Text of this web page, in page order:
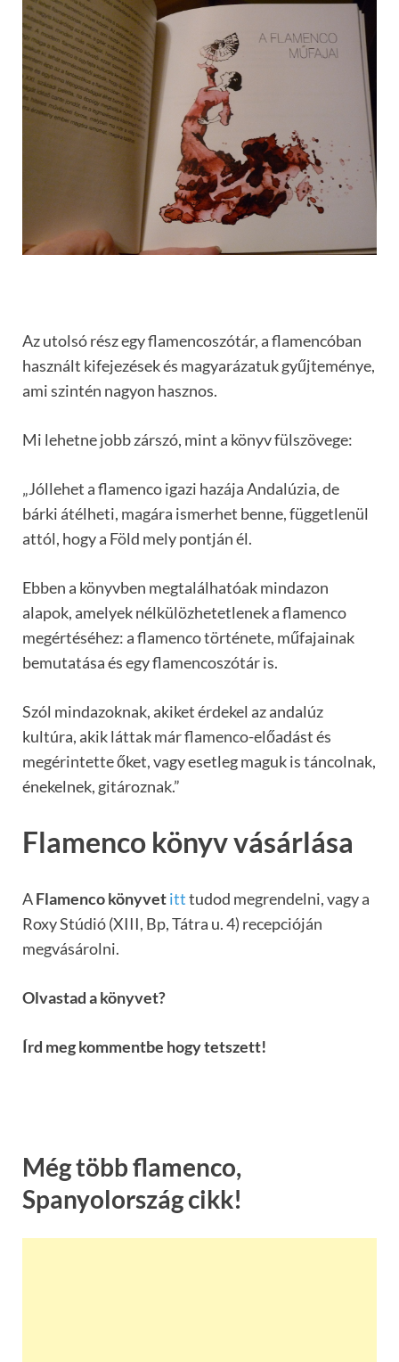
Az utolsó rész egy flamencoszótár, a flamencóban
használt kifejezések és magyarázatuk gyűjteménye,
ami szintén nagyon hasznos.
Mi lehetne jobb zárszó, mint a könyv fülszövege:
„Jóllehet a flamenco igazi hazája Andalúzia, de
bárki átélheti, magára ismerhet benne, függetlenül
attól, hogy a Föld mely pontján él.
Ebben a könyvben megtalálhatóak mindazon
alapok, amelyek nélkülözhetetlenek a flamenco
megértéséhez: a flamenco története, műfajainak
bemutatása és egy flamencoszótár is.
Szól mindazoknak, akiket érdekel az andalúz
kultúra, akik láttak már flamenco-előadást és
megérintette őket, vagy esetleg maguk is táncolnak,
énekelnek, gitároznak.”
Flamenco könyv vásárlása
AFlamenco könyvetitttudod megrendelni, vagy a
Roxy Stúdió (XIII, Bp, Tátra u. 4) recepcióján
megvásárolni.
Olvastad a könyvet?
Írd meg kommentbe hogy tetszett!
Még több flamenco,
Spanyolország cikk!